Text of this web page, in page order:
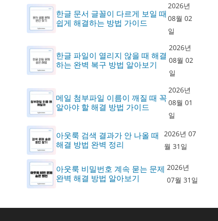
한글 문서 글꼴이 다르게 보일 때
쉽게 해결하는 방법 가이드
2026년
08월 02
일
한글 파일이 열리지 않을 때 해결
하는 완벽 복구 방법 알아보기
2026년
08월 02
일
메일 첨부파일 이름이 깨질 때 꼭
알아야 할 해결 방법 가이드
2026년
08월 01
일
아웃룩 검색 결과가 안 나올 때
해결 방법 완벽 정리
2026년 07
월 31일
아웃룩 비밀번호 계속 묻는 문제
완벽 해결 방법 알아보기
2026년
07월 31일